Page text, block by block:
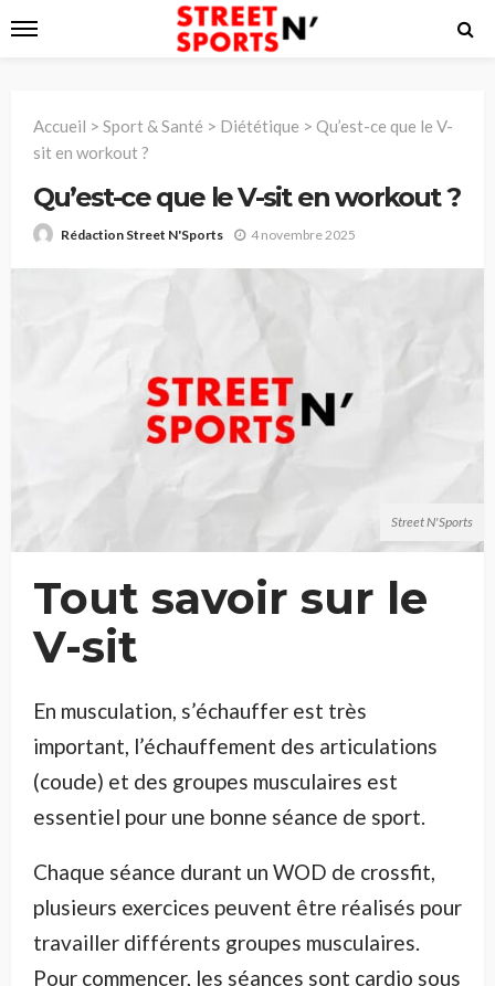
Accueil > Sport & Santé > Diététique > Qu’est-ce que le V-
sit en workout ?
Qu’est-ce que le V-sit en workout ?
Rédaction Street N'Sports 4 novembre 2025
Street N'Sports
Tout savoir sur le
V-sit
En musculation, s’échauffer est très
important, l’échauffement des articulations
(coude) et des groupes musculaires est
essentiel pour une bonne séance de sport.
Chaque séance durant un WOD de crossfit,
plusieurs exercices peuvent être réalisés pour
travailler différents groupes musculaires.
Pour commencer, les séances sont cardio sous